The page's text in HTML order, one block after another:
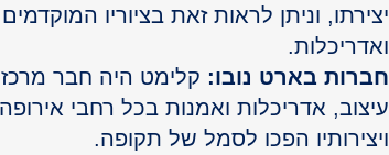
GO
יצירתו, וניתן לראות זאת בציוריו
ואדריכלות.
חברות בארט נובו: קלימט היה חבר
עיצוב, אדריכלות ואמנות בכל רחבי
ויצירותיו הפכו לסמל של תקופה.